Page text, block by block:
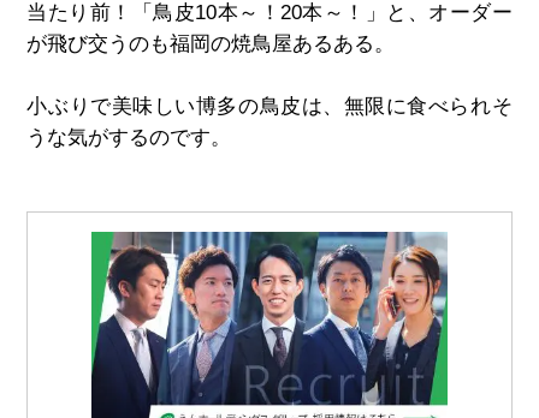
当たり前！
「鳥皮10本～！20本～！」と、オーダー
が飛び交うのも福岡の焼鳥屋あるある。
小ぶりで美味しい博多の鳥皮は、無限に食べられそ
うな気がするのです。